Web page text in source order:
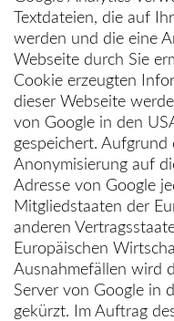
Textdateien, die auf
werden und die eine
Webseite durch Sie
Cookie erzeugten
dieser Webseite
von Google in den
gespeichert.
Anonymisierung auf
Adresse von Google
Mitgliedstaaten der
anderen
Europäischen
Ausnahmefällen wird
Server von Google in
gekürzt. Im Auftrag